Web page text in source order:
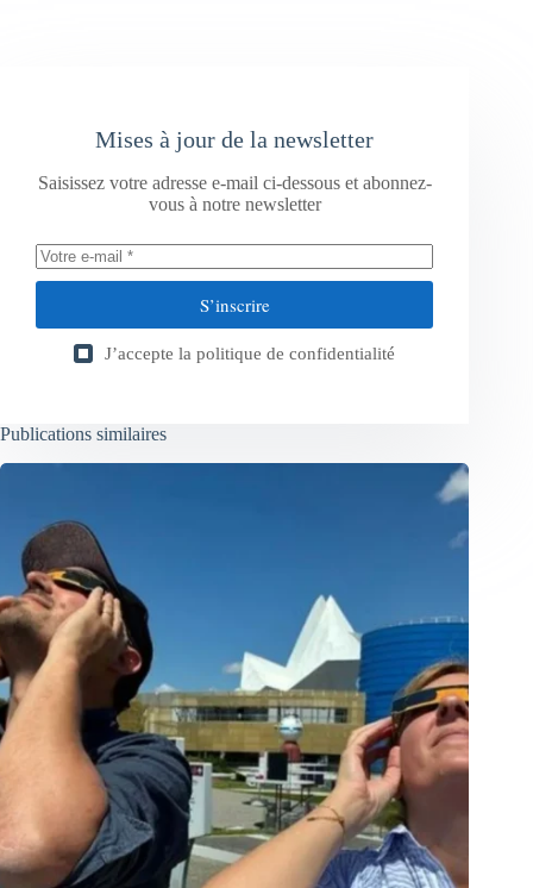
Mises à jour de la newsletter
Saisissez votre adresse e-mail ci-dessous et abonnez-
vous à notre newsletter
S’inscrire
J’accepte la politique de confidentialité
Publications similaires